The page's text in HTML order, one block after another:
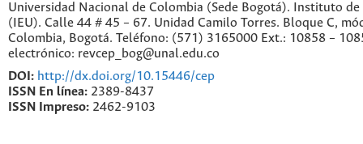
Universidad Nacional de Colombia (Sede Bogotá). Instituto
(IEU). Calle 44 # 45 – 67. Unidad Camilo Torres. Bloque C,
Colombia, Bogotá. Teléfono: (571) 3165000 Ext.: 10858 –
electrónico: revcep_bog@unal.edu.co
DOI: http://dx.doi.org/10.15446/cep
ISSN En línea: 2389-8437
ISSN Impreso: 2462-9103